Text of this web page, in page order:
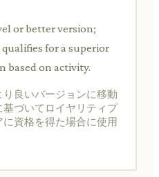
or better version;
for a superior
based on activity.
良いバージョンに移動
づいてロイヤリティプ
資格を得た場合に使用